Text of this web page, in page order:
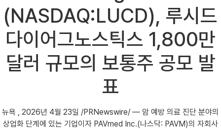
(NASDAQ:LUCD), 루시드
다이어그노스틱스 1,800만
달러 규모의 보통주 공모 발
표
뉴욕 , 2026년 4월 23일 /PRNewswire/ — 암 예방 의료 진단 분야의
상업화 단계에 있는 기업이자 PAVmed Inc.(나스닥: PAVM)의 자회사